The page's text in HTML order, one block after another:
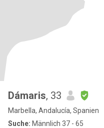
Dámaris, 33
Marbella, Andalucía, Spanien
Suche: Männlich 37 - 65